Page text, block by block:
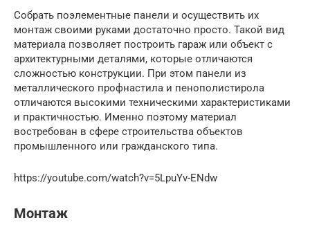
Собрать поэлементные панели и осуществить их
монтаж своими руками достаточно просто. Такой вид
материала позволяет построить гараж или объект с
архитектурными деталями, которые отличаются
сложностью конструкции. При этом панели из
металлического профнастила и пенополистирола
отличаются высокими техническими характеристиками
и практичностью. Именно поэтому материал
востребован в сфере строительства объектов
промышленного или гражданского типа.
https://youtube.com/watch?v=5LpuYv-ENdw
Монтаж